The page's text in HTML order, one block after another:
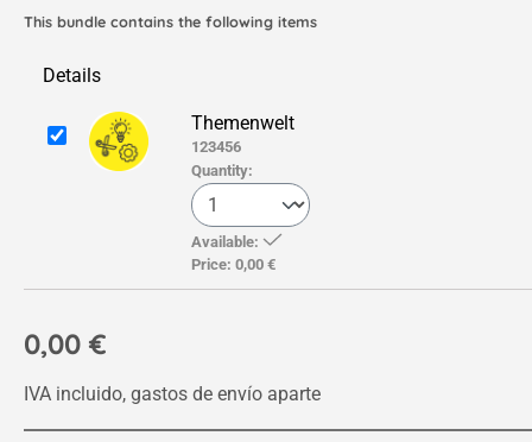
0,00 €
IVA incluido, gastos de envío aparte
This bundle contains the following items
Details
Themenwelt
123456
Quantity:
Available:
Price: 0,00 €